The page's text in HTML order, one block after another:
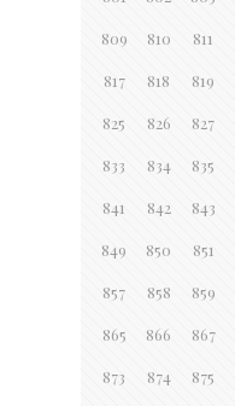
809 810 811
817 818 819
825 826 827
833 834 835
841 842 843
849 850 851
857 858 859
865 866 867
873 874 875